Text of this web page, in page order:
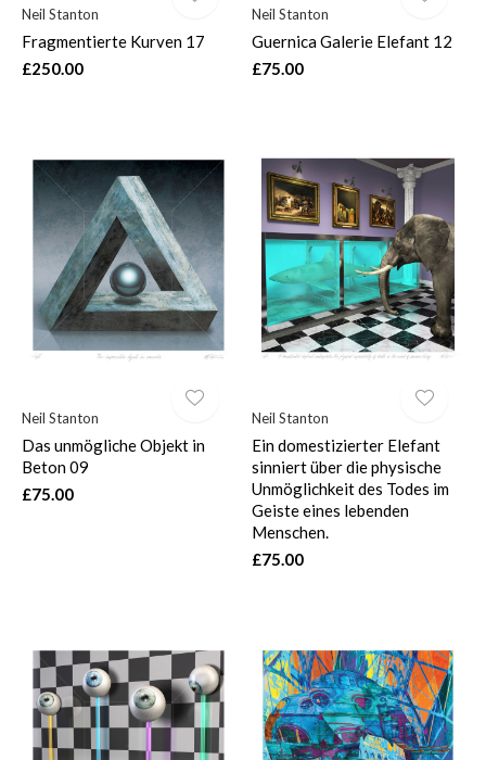
Neil Stanton
Fragmentierte Kurven 17
£250.00
Neil Stanton
Guernica Galerie Elefant 12
£75.00
Neil Stanton
Das unmögliche Objekt in
Beton 09
£75.00
Neil Stanton
Ein domestizierter Elefant
sinniert über die physische
Unmöglichkeit des Todes im
Geiste eines lebenden
Menschen.
£75.00